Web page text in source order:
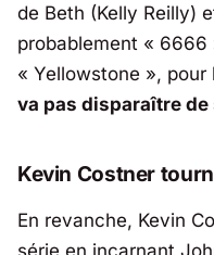
de Beth (Kelly Reilly)
probablement « 6666
« Yellowstone », pour
va pas disparaître de
Kevin Costner
En revanche, Kevin